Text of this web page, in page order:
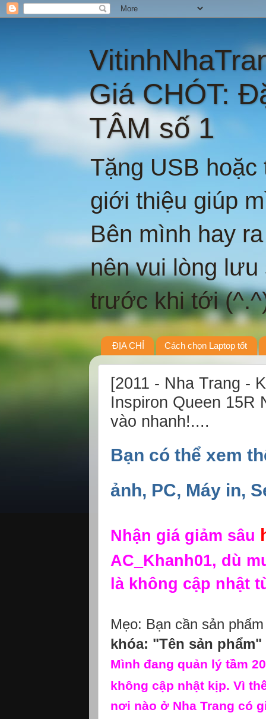
Giá CHÓT:
TÂM số 1
Tặng USB
giới thiệu giúp
Bên mình hay
nên vui lòng lưu
trước khi tới
ĐỊA CHỈ Cách chọn Laptop tốt
[2011 - Nha Trang -
Inspiron Queen 15R
vào nhanh!....
Bạn có thể xem
ảnh, PC, Máy in,
Nhận giá giảm sâu
AC_Khanh01, dù
là không cập nhật
Mẹo: Bạn cần sản
khóa: "Tên sản phẩm"
Mình đang quản lý tầm
không cập nhật kịp. Vì
nơi nào ở Nha Trang có